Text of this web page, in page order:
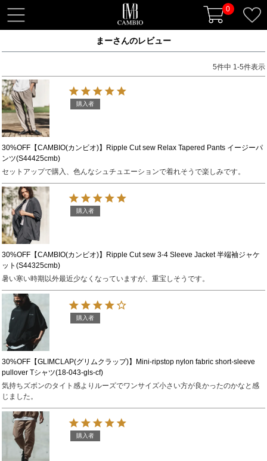
0
t
o
l
e
n
v
i
g
a
t
i
o
n
まーさんのレビュー
5件中 1-5件表示
30%OFF【CAMBIO(カンビオ)】Ripple Cut sew Relax Tapered Pants イージーパ
ンツ(S44425cmb)
購入者
セットアップで購入、色んなシュチュエーションで着れそうで楽しみです。
30%OFF【CAMBIO(カンビオ)】Ripple Cut sew 3-4 Sleeve Jacket 半端袖ジャケ
ット(S44325cmb)
購入者
暑い寒い時期以外最近少なくなっていますが、重宝しそうです。
30%OFF【GLIMCLAP(グリムクラップ)】Mini-ripstop nylon fabric short-sleeve
pullover Tシャツ(18-043-gls-cf)
購入者
気持ちズボンのタイト感よりルーズでワンサイズ小さい方が良かったのかなと感
じました。
購入者